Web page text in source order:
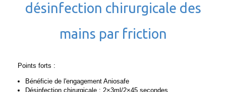
désinfection chirurgicale des
mains par friction
Points forts :
Bénéficie de l'engagement Aniosafe
Désinfection chirurgicale : 2×3ml/2×45 secondes